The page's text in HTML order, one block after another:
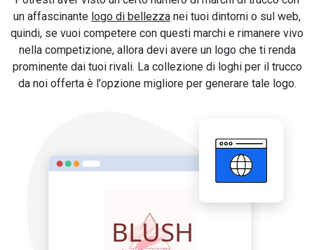
un affascinante logo di bellezza nei tuoi dintorni o sul web,
quindi, se vuoi competere con questi marchi e rimanere vivo
nella competizione, allora devi avere un logo che ti renda
prominente dai tuoi rivali. La collezione di loghi per il trucco
da noi offerta è l'opzione migliore per generare tale logo.